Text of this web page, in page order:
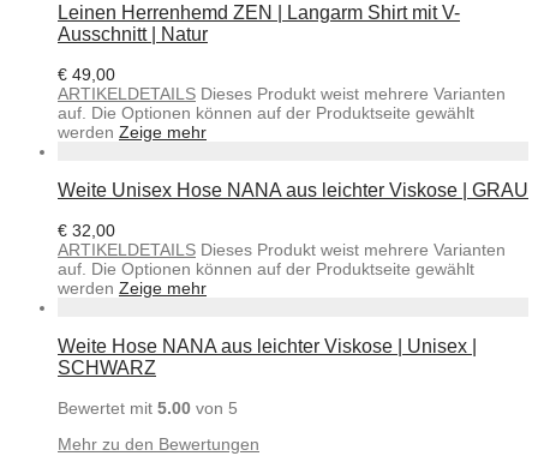
Leinen Herrenhemd ZEN | Langarm Shirt mit V-
Ausschnitt | Natur
€ 49,00
ARTIKELDETAILS Dieses Produkt weist mehrere Varianten
auf. Die Optionen können auf der Produktseite gewählt
werden Zeige mehr
Weite Unisex Hose NANA aus leichter Viskose | GRAU
€ 32,00
ARTIKELDETAILS Dieses Produkt weist mehrere Varianten
auf. Die Optionen können auf der Produktseite gewählt
werden Zeige mehr
Weite Hose NANA aus leichter Viskose | Unisex |
SCHWARZ
Bewertet mit 5.00 von 5
Mehr zu den Bewertungen